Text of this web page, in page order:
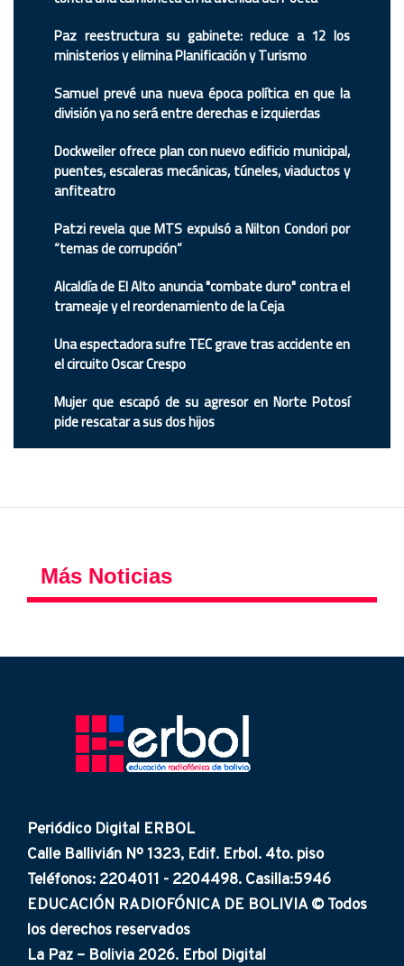
Paz reestructura su gabinete: reduce a 12 los
ministerios y elimina Planificación y Turismo
Samuel prevé una nueva época política en que la
división ya no será entre derechas e izquierdas
Dockweiler ofrece plan con nuevo edificio municipal,
puentes, escaleras mecánicas, túneles, viaductos y
anfiteatro
Patzi revela que MTS expulsó a Nilton Condori por
“temas de corrupción”
Alcaldía de El Alto anuncia "combate duro" contra el
trameaje y el reordenamiento de la Ceja
Una espectadora sufre TEC grave tras accidente en
el circuito Oscar Crespo
Mujer que escapó de su agresor en Norte Potosí
pide rescatar a sus dos hijos
Más Noticias
Periódico Digital ERBOL
Calle Ballivián Nº 1323, Edif. Erbol. 4to. piso
Teléfonos: 2204011 - 2204498. Casilla:5946
EDUCACIÓN RADIOFÓNICA DE BOLIVIA © Todos
los derechos reservados
La Paz – Bolivia 2026. Erbol Digital